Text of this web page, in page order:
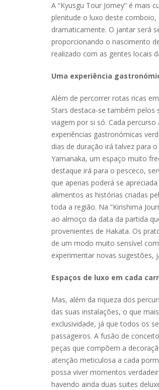
A “Kyusgu Tour Jorney” é mais
plenitude o luxo deste
dramaticamente. O jantar será
proporcionando o nascimento
realizado com as gentes locais
Uma experiência
Além de percorrer rotas ricas
Stars destaca-se também
viagem por si só. Cada
experiências gastronómicas
dias de duração irá talvez para
Yamanaka, um espaço muito
destaque irá para o pesceco,
que apenas poderá se
alimentos as histórias criadas
toda a região. Na “Kirishima
ao almoço da data da partida
provenientes de Hakata. Os
de um modo muito sensível
experimentar novas sugestões,
Espaços de luxo em cada
Mas, além da riqueza dos
das suas instalações, o que
exclusividade, já que todos os
passageiros. A fusão de
peças que compõem a
atenção meticulosa a cada
possa viver momentos
havendo ainda duas suites